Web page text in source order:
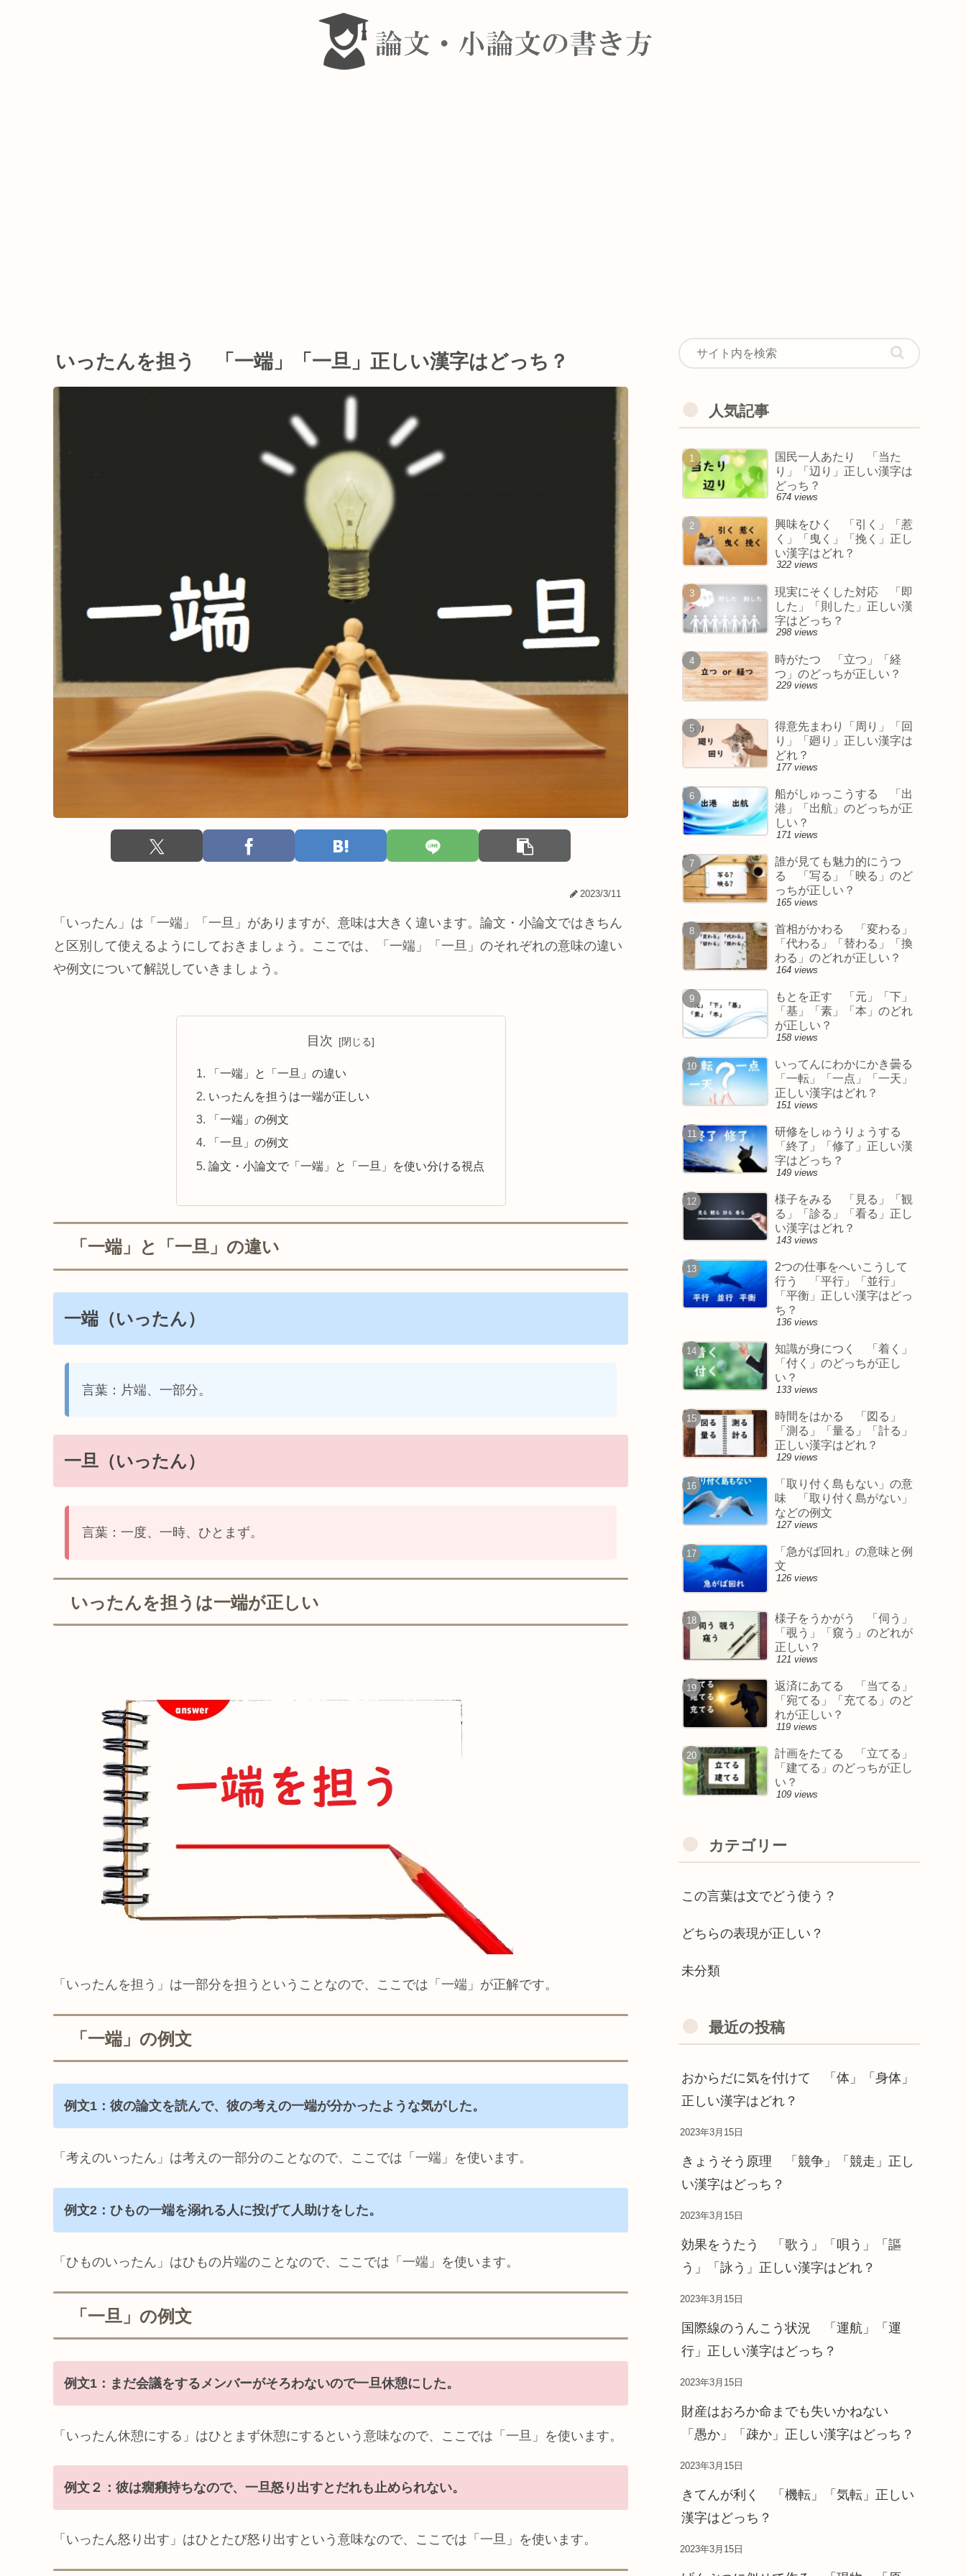
いったんを担う 「一端」「一旦」正しい漢字はどっち？
2023/3/11
「いったん」は「一端」「一旦」がありますが、意味は大きく違います。論文・小論文ではきちん
と区別して使えるようにしておきましょう。ここでは、「一端」「一旦」のそれぞれの意味の違い
や例文について解説していきましょう。
目次
「一端」と「一旦」の違い
いったんを担うは一端が正しい
「一端」の例文
「一旦」の例文
論文・小論文で「一端」と「一旦」を使い分ける視点
「一端」と「一旦」の違い
一端（いったん）
言葉：片端、一部分。
一旦（いったん）
言葉：一度、一時、ひとまず。
いったんを担うは一端が正しい
「いったんを担う」は一部分を担うということなので、ここでは「一端」が正解です。
「一端」の例文
例文1：彼の論文を読んで、彼の考えの一端が分かったような気がした。
「考えのいったん」は考えの一部分のことなので、ここでは「一端」を使います。
例文2：ひもの一端を溺れる人に投げて人助けをした。
「ひものいったん」はひもの片端のことなので、ここでは「一端」を使います。
「一旦」の例文
例文1：まだ会議をするメンバーがそろわないので一旦休憩にした。
「いったん休憩にする」はひとまず休憩にするという意味なので、ここでは「一旦」を使います。
例文２：彼は癇癪持ちなので、一旦怒り出すとだれも止められない。
「いったん怒り出す」はひとたび怒り出すという意味なので、ここでは「一旦」を使います。
人気記事
国民一人あたり 「当た
り」「辺り」正しい漢字は
どっち？
674 views
興味をひく 「引く」「惹
く」「曳く」「挽く」正し
い漢字はどれ？
322 views
現実にそくした対応 「即
した」「則した」正しい漢
字はどっち？
298 views
時がたつ 「立つ」「経
つ」のどっちが正しい？
229 views
得意先まわり「周り」「回
り」「廻り」正しい漢字は
どれ？
177 views
船がしゅっこうする 「出
港」「出航」のどっちが正
しい？
171 views
誰が見ても魅力的にうつ
る 「写る」「映る」のど
っちが正しい？
165 views
首相がかわる 「変わる」
「代わる」「替わる」「換
わる」のどれが正しい？
164 views
もとを正す 「元」「下」
「基」「素」「本」のどれ
が正しい？
158 views
いってんにわかにかき曇る
「一転」「一点」「一天」
正しい漢字はどれ？
151 views
研修をしゅうりょうする
「終了」「修了」正しい漢
字はどっち？
149 views
様子をみる 「見る」「観
る」「診る」「看る」正し
い漢字はどれ？
143 views
2つの仕事をへいこうして
行う 「平行」「並行」
「平衡」正しい漢字はどっ
ち？
136 views
知識が身につく 「着く」
「付く」のどっちが正し
い？
133 views
時間をはかる 「図る」
「測る」「量る」「計る」
正しい漢字はどれ？
129 views
「取り付く島もない」の意
味 「取り付く島がない」
などの例文
127 views
「急がば回れ」の意味と例
文
126 views
様子をうかがう 「伺う」
「覗う」「窺う」のどれが
正しい？
121 views
返済にあてる 「当てる」
「宛てる」「充てる」のど
れが正しい？
119 views
計画をたてる 「立てる」
「建てる」のどっちが正し
い？
109 views
カテゴリー
この言葉は文でどう使う？
どちらの表現が正しい？
未分類
最近の投稿
おからだに気を付けて 「体」「身体」
正しい漢字はどれ？
2023年3月15日
きょうそう原理 「競争」「競走」正し
い漢字はどっち？
2023年3月15日
効果をうたう 「歌う」「唄う」「謳
う」「詠う」正しい漢字はどれ？
2023年3月15日
国際線のうんこう状況 「運航」「運
行」正しい漢字はどっち？
2023年3月15日
財産はおろか命までも失いかねない
「愚か」「疎か」正しい漢字はどっち？
2023年3月15日
きてんが利く 「機転」「気転」正しい
漢字はどっち？
2023年3月15日